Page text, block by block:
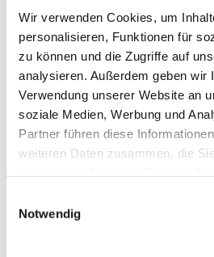
Wir verwenden Cookies, um
personalisieren, Funktionen für
zu können und die Zugriffe auf
analysieren. Außerdem geben wir
Verwendung unserer Website an
soziale Medien, Werbung und
Partner führen diese
weiteren Daten zusammen, die
Notwendig
Tools, deren Anbieter nicht nach dem
Framework (DPF) zertifiziert sind.
können Ihre personenbezogene
übertragen und dort verarbeitet
dass in datenschutzrechtlich
der EU vergleichbares
kann.
grundsätzlich ein mit der EU